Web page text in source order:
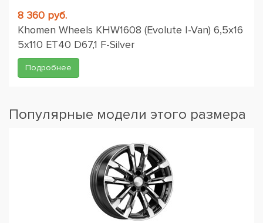
8 360 руб.
Khomen Wheels KHW1608 (Evolute I-Van) 6,5x16
5x110 ET40 D67,1 F-Silver
Подробнее
Популярные модели этого размера